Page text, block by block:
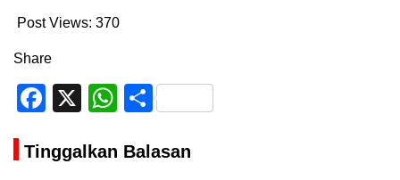
Post Views: 370
Share
Facebook
X WhatsApp
Share
Tinggalkan Balasan